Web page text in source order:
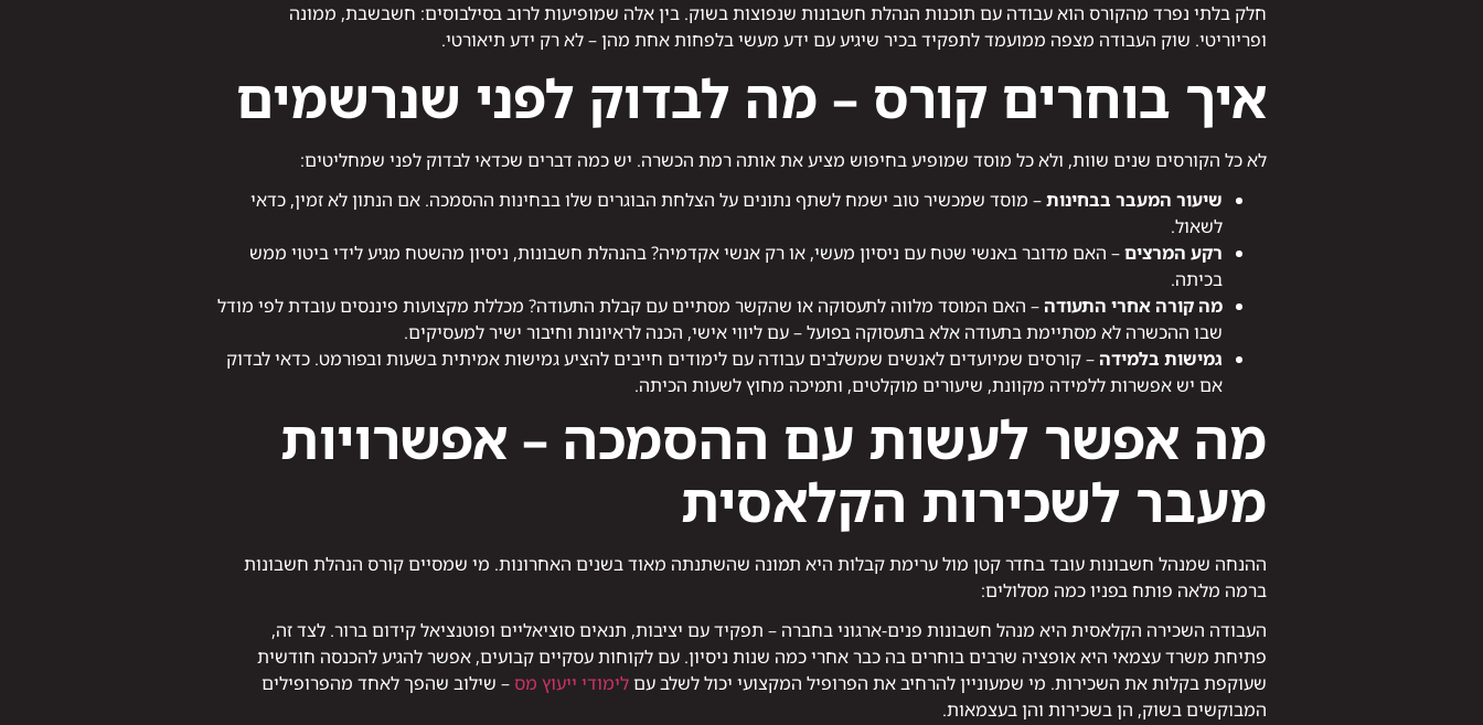
חלק בלתי נפרד מהקורס הוא עבודה עם תוכנות הנהלת חשבונות שנפוצות בשוק. בין אלה שמופיעות לרוב בסילבוסים: חשבשבת, ממונה
ופריוריטי. שוק העבודה מצפה ממועמד לתפקיד בכיר שיגיע עם ידע מעשי בלפחות אחת מהן – לא רק ידע תיאורטי.
איך בוחרים קורס – מה לבדוק לפני שנרשמים
לא כל הקורסים שנים שוות, ולא כל מוסד שמופיע בחיפוש מציע את אותה רמת הכשרה. יש כמה דברים שכדאי לבדוק לפני שמחליטים:
שיעור המעבר בבחינות– מוסד שמכשיר טוב ישמח לשתף נתונים על הצלחת הבוגרים שלו בבחינות ההסמכה. אם הנתון לא זמין, כדאי
לשאול.
רקע המרצים– האם מדובר באנשי שטח עם ניסיון מעשי, או רק אנשי אקדמיה? בהנהלת חשבונות, ניסיון מהשטח מגיע לידי ביטוי ממש
בכיתה.
מה קורה אחרי התעודה – האם המוסד מלווה לתעסוקה או שהקשר מסתיים עם קבלת התעודה? מכללת מקצועות פיננסים עובדת לפי מודל
שבו ההכשרה לא מסתיימת בתעודה אלא בתעסוקה בפועל – עם ליווי אישי, הכנה לראיונות וחיבור ישיר למעסיקים.
גמישות בלמידה – קורסים שמיועדים לאנשים שמשלבים עבודה עם לימודים חייבים להציע גמישות אמיתית בשעות ובפורמט. כדאי לבדוק
אם יש אפשרות ללמידה מקוונת, שיעורים מוקלטים, ותמיכה מחוץ לשעות הכיתה.
מה אפשר לעשות עם ההסמכה – אפשרויות
מעבר לשכירות הקלאסית
ההנחה שמנהל חשבונות עובד בחדר קטן מול ערימת קבלות היא תמונה שהשתנתה מאוד בשנים האחרונות. מי שמסיים קורס הנהלת חשבונות
ברמה מלאה פותח בפניו כמה מסלולים:
העבודה השכירה הקלאסית היא מנהל חשבונות פנים-ארגוני בחברה – תפקיד עם יציבות, תנאים סוציאליים ופוטנציאל קידום ברור. לצד זה,
פתיחת משרד עצמאי היא אופציה שרבים בוחרים בה כבר אחרי כמה שנות ניסיון. עם לקוחות עסקיים קבועים, אפשר להגיע להכנסה חודשית
שעוקפת בקלות את השכירות. מי שמעוניין להרחיב את הפרופיל המקצועי יכול לשלב עםלימודי ייעוץ מס– שילוב שהפך לאחד מהפרופילים
המבוקשים בשוק, הן בשכירות והן בעצמאות.